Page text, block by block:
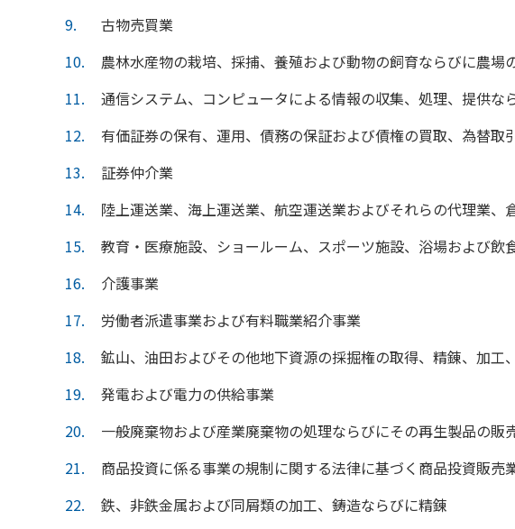
9
古物売買業
10
農林水産物の栽培、採捕、養殖および動物の飼育ならびに農場
11
通信システム、コンピュータによる情報の収集、処理、提供
12
有価証券の保有、運用、債務の保証および債権の買取、為替取
13
証券仲介業
14
陸上運送業、海上運送業、航空運送業およびそれらの代理業、
15
教育・医療施設、ショールーム、スポーツ施設、浴場および
16
介護事業
17
労働者派遣事業および有料職業紹介事業
18
鉱山、油田およびその他地下資源の採掘権の取得、精錬、加工
19
発電および電力の供給事業
20
一般廃棄物および産業廃棄物の処理ならびにその再生製品の販
21
商品投資に係る事業の規制に関する法律に基づく商品投資販売
22
鉄、非鉄金属および同屑類の加工、鋳造ならびに精錬